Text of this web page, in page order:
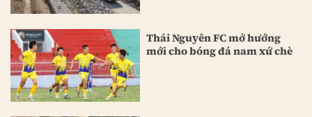
Thái Nguyên FC mở hướng
mới cho bóng đá nam xứ chè